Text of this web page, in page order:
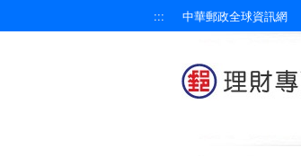
::: 中華郵政全球資訊網